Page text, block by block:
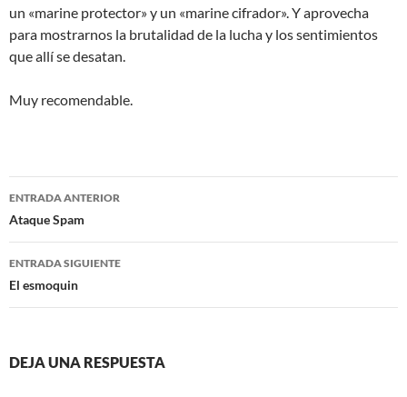
un «marine protector» y un «marine cifrador». Y aprovecha
para mostrarnos la brutalidad de la lucha y los sentimientos
que allí se desatan.
Muy recomendable.
Navegación
de
entradas
ENTRADA ANTERIOR
Ataque Spam
ENTRADA SIGUIENTE
El esmoquin
DEJA UNA RESPUESTA